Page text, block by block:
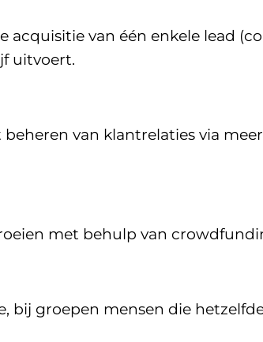
van één enkele lead
uitvoert.
van klantrelaties via
met behulp van
bij groepen mensen die